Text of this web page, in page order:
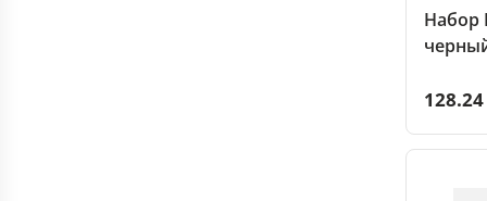
Набор